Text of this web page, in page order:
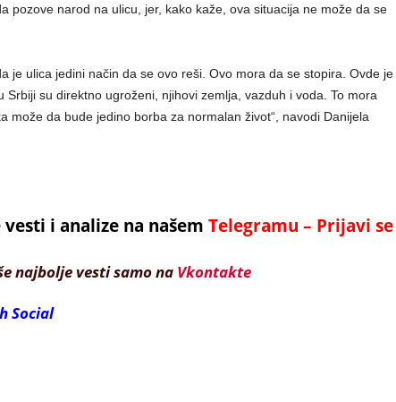
pozove narod na ulicu, jer, kako kaže, ova situacija ne može da se
je ulica jedini način da se ovo reši. Ovo mora da se stopira. Ovde je
Srbiji su direktno ugroženi, njihovi zemlja, vazduh i voda. To mora
može da bude jedino borba za normalan život“, navodi Danijela
i analize na našem Telegramu – Prijavi se
najbolje vesti samo na Vkontakte
Social